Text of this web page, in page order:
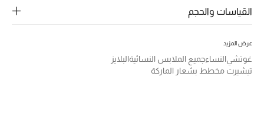
القياسات والحجم
عرض المزيد
غوتشيالنساءجميع الملابس النسائيةالبلايز
تيشيرت مخطط بشعار الماركة